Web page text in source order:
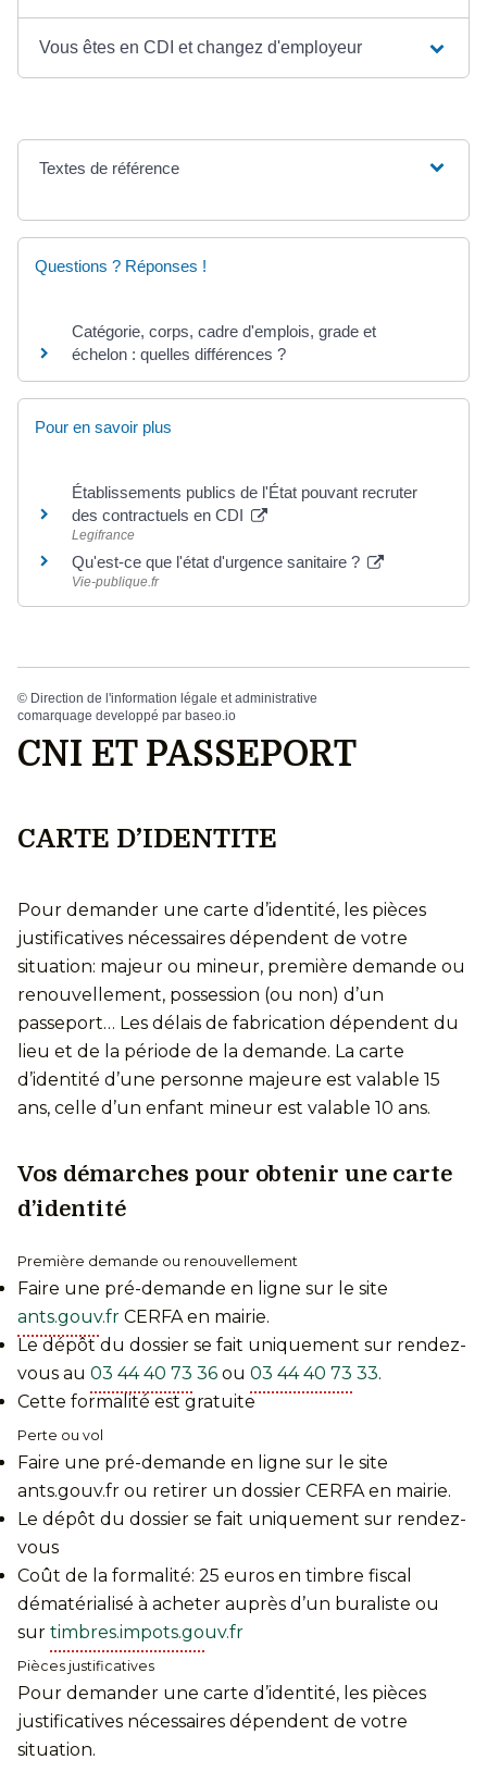
Vous êtes en CDI et changez d'employeur
Textes de référence
Questions ? Réponses !
Catégorie, corps, cadre d'emplois, grade et
échelon : quelles différences ?
Pour en savoir plus
Établissements publics de l'État pouvant recruter
des contractuels en CDI
Legifrance
Qu'est-ce que l'état d'urgence sanitaire ?
Vie-publique.fr
© Direction de l'information légale et administrative
comarquage developpé par baseo.io
CNI ET PASSEPORT
CARTE D’IDENTITE
Pour demander une carte d’identité, les pièces
justificatives nécessaires dépendent de votre
situation: majeur ou mineur, première demande ou
renouvellement, possession (ou non) d’un
passeport… Les délais de fabrication dépendent du
lieu et de la période de la demande. La carte
d’identité d’une personne majeure est valable 15
ans, celle d’un enfant mineur est valable 10 ans.
Vos démarches pour obtenir une carte
d’identité
Première demande ou renouvellement
Faire une pré-demande en ligne sur le site
ants.gouv.fr CERFA en mairie.
Le dépôt du dossier se fait uniquement sur rendez-
vous au 03 44 40 73 36 ou 03 44 40 73 33.
Cette formalité est gratuite
Perte ou vol
Faire une pré-demande en ligne sur le site
ants.gouv.fr ou retirer un dossier CERFA en mairie.
Le dépôt du dossier se fait uniquement sur rendez-
vous
Coût de la formalité: 25 euros en timbre fiscal
dématérialisé à acheter auprès d’un buraliste ou
sur timbres.impots.gouv.fr
Pièces justificatives
Pour demander une carte d’identité, les pièces
justificatives nécessaires dépendent de votre
situation.